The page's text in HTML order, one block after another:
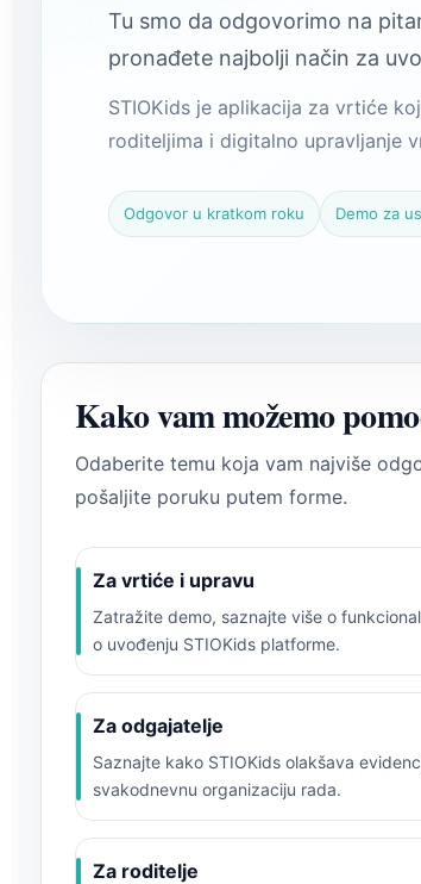
Tu smo da odgovorimo na
pronađete najbolji način za
STIOKids je aplikacija za vrtiće
roditeljima i digitalno upravljanje
Odgovor u kratkom roku Demo za
Kako vam možemo
Odaberite temu koja vam najviše
pošaljite poruku putem forme.
Za vrtiće i upravu
Zatražite demo, saznajte više o
o uvođenju STIOKids platforme.
Za odgajatelje
Saznajte kako STIOKids olakšava
svakodnevnu organizaciju rada.
Za roditelje